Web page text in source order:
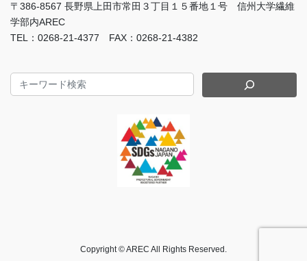
〒386-8567 長野県上田市常田３丁目１５番地１号 信州大学繊維
学部内AREC
TEL：0268-21-4377 FAX：0268-21-4382
Copyright © AREC All Rights Reserved.